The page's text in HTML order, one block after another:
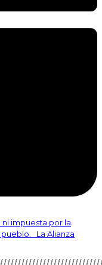
impuesta por la
La Alianza